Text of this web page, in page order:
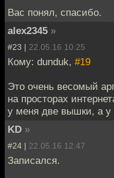
Вас понял, спасибо.
alex2345 »
#23 | 22.05.16 10:25
Кому: dunduk, #19
Это очень весомый
на просторах
у меня две вышки, а у
KD »
#24 | 22.05.16 12:47
Записался.